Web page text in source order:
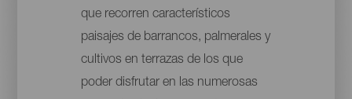
que recorren característicos
paisajes de barrancos, palmerales y
cultivos en terrazas de los que
poder disfrutar en las numerosas